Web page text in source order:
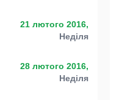
21 лютого 2016,
Неділя
28 лютого 2016,
Неділя